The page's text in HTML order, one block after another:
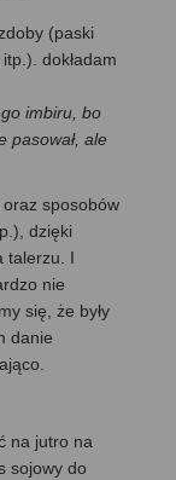
(paski
dokładam
imbiru, bo
pasował, ale
sposobów
dzięki
talerzu. I
nie
się, że były
danie
na jutro na
sojowy do